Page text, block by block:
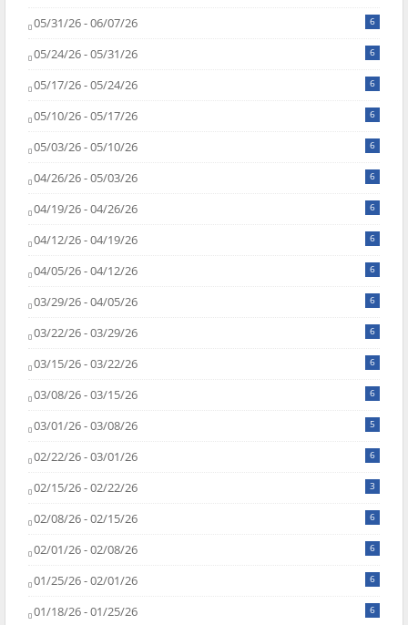
05/31/26 - 06/07/26 6
05/24/26 - 05/31/26 6
05/17/26 - 05/24/26 6
05/10/26 - 05/17/26 6
05/03/26 - 05/10/26 6
04/26/26 - 05/03/26 6
04/19/26 - 04/26/26 6
04/12/26 - 04/19/26 6
04/05/26 - 04/12/26 6
03/29/26 - 04/05/26 6
03/22/26 - 03/29/26 6
03/15/26 - 03/22/26 6
03/08/26 - 03/15/26 6
03/01/26 - 03/08/26 5
02/22/26 - 03/01/26 6
02/15/26 - 02/22/26 3
02/08/26 - 02/15/26 6
02/01/26 - 02/08/26 6
01/25/26 - 02/01/26 6
01/18/26 - 01/25/26 6